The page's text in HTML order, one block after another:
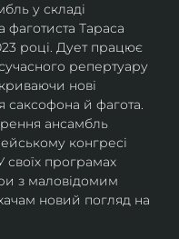
у складі
фаготиста Тараса
році. Дует працює
репертуару
нові
саксофона й фагота.
ансамбль
конгресі
своїх програмах
з маловідомим
новий погляд на